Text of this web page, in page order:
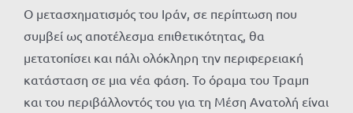
Ο μετασχηματισμός του Ιράν, σε περίπτωση που
συμβεί ως αποτέλεσμα επιθετικότητας, θα
μετατοπίσει και πάλι ολόκληρη την περιφερειακή
κατάσταση σε μια νέα φάση. Το όραμα του Τραμπ
και του περιβάλλοντός του για τη Μέση Ανατολή είναι